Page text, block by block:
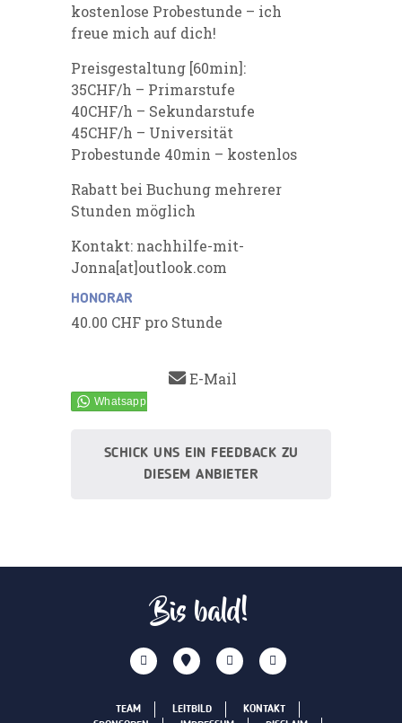
kostenlose Probestunde – ich
freue mich auf dich!
Preisgestaltung [60min]:
35CHF/h – Primarstufe
40CHF/h – Sekundarstufe
45CHF/h – Universität
Probestunde 40min – kostenlos
Rabatt bei Buchung mehrerer
Stunden möglich
Kontakt: nachhilfe-mit-
Jonna[at]outlook.com
HONORAR
40.00 CHF pro Stunde
E-Mail
SCHICK UNS EIN FEEDBACK ZU
DIESEM ANBIETER
Bis bald!
TEAM LEITBILD
KONTAKT